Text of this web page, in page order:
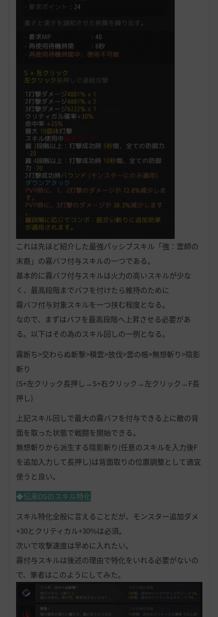
これは先ほど紹介した最強パッシブスキル「強：雲師の
末裔」の霧バフ付与スキルの一つである。
基本的に霧バフ付与スキルは火力の高いスキルが少な
く、最高段階までバフを付けたら維持のために
霧バフ付与対象スキルを一つ挟む程度となる。
なので、まずはバフを最高段階へ上昇させる必要があ
る。以下はその為のスキル回しの一例となる。
霧断ち>交わらぬ斬撃>積雲>放伐>雲の帳>無想斬り>陰影
斬り
(S+左クリック長押し→S+右クリック→左クリック→F長
押し)
上記スキル回しで最大の霧バフを付与できる上に敵の背
面を取った状態で戦闘を開始できる。
無想斬りから派生する陰影斬り(任意のスキルを入力後F
を追加入力して長押し)は背面取りの位置調整として適宜
使うと良い。
◆伝承DSのスキル特化
スキル特化全般に言えることだが、モンスター追加ダメ
+30とクリティカル+30%は必須。
次いで攻撃速度は早めに入れたい。
霧付与スキルは後述の理由で特化をいれる必要がないの
で、筆者はこのようにしてみた。